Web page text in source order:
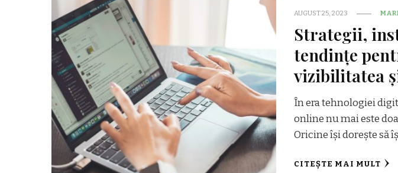
AUGUST 25, 2023
Strategii,
tendințe
vizibilitatea
În era tehnologiei
online nu mai este
Oricine își dorește să
CITEȘTE MAI MULT